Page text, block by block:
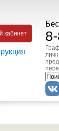
кабинет